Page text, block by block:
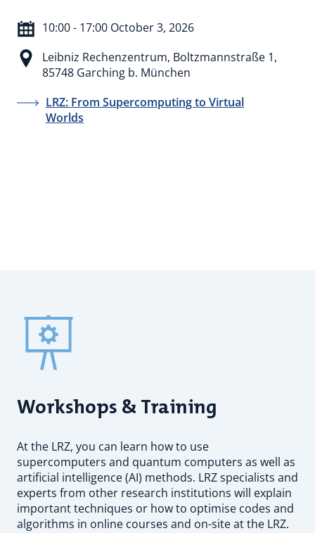
10:00 - 17:00 October 3, 2026
Leibniz Rechenzentrum, Boltzmannstraße 1,
85748 Garching b. München
LRZ: From Supercomputing to Virtual
Worlds
Workshops & Training
At the LRZ, you can learn how to use
supercomputers and quantum computers as well as
artificial intelligence (AI) methods. LRZ specialists and
experts from other research institutions will explain
important techniques or how to optimise codes and
algorithms in online courses and on-site at the LRZ.